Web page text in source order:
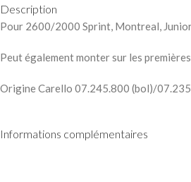
Description
Pour 2600/2000 Sprint, Montreal,
Peut également monter sur les
Origine Carello 07.245.800 (bol)/
Informations complémentaires